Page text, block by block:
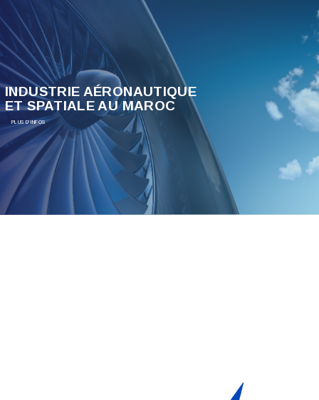
INDUSTRIE AÉRONAUTIQUE
ET SPATIALE AU MAROC
PLUS D'INFOS